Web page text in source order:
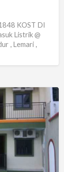
KOST DI
Listrik @
, Lemari ,